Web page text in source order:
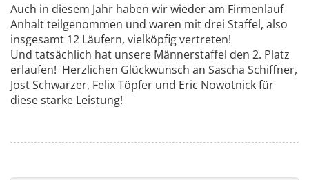
Auch in diesem Jahr haben wir wieder am Firmenlauf
Anhalt teilgenommen und waren mit drei Staffel, also
insgesamt 12 Läufern, vielköpfig vertreten!
Und tatsächlich hat unsere Männerstaffel den 2. Platz
erlaufen! Herzlichen Glückwunsch an Sascha Schiffner,
Jost Schwarzer, Felix Töpfer und Eric Nowotnick für
diese starke Leistung!